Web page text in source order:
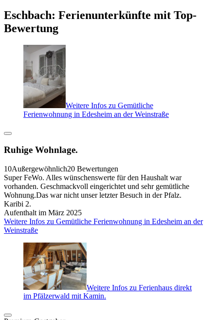
Eschbach: Ferienunterkünfte mit Top-
Bewertung
Weitere Infos zu Gemütliche
Ferienwohnung in Edesheim an der Weinstraße
Ruhige Wohnlage.
10Außergewöhnlich20 Bewertungen
Super FeWo. Alles wünschenswerte für den Haushalt war
vorhanden. Geschmackvoll eingerichtet und sehr gemütliche
Wohnung.Das war nicht unser letzter Besuch in der Pfalz.
Karibi 2.
Aufenthalt im März 2025
Weitere Infos zu Gemütliche Ferienwohnung in Edesheim an der
Weinstraße
Weitere Infos zu Ferienhaus direkt
im Pfälzerwald mit Kamin.